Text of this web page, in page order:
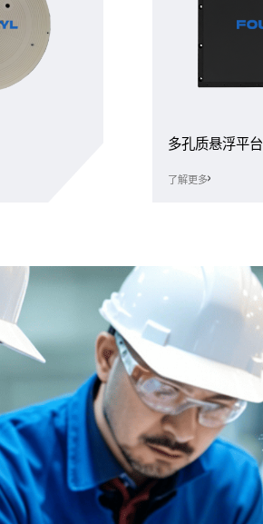
多孔质悬浮平台
了解更多